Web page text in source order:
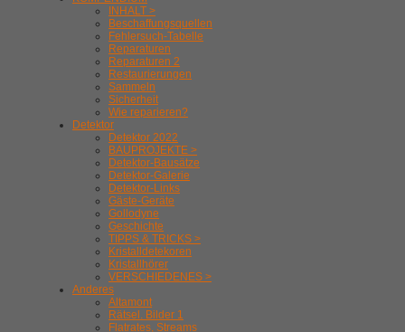
INHALT >
Beschaffungsquellen
Fehlersuch-Tabelle
Reparaturen
Reparaturen 2
Restaurierungen
Sammeln
Sicherheit
Wie reparieren?
Detektor
Detektor 2022
BAUPROJEKTE >
Detektor-Bausätze
Detektor-Galerie
Detektor-Links
Gäste-Geräte
Gollodyne
Geschichte
TIPPS & TRICKS >
Kristalldetekoren
Kristallhörer
VERSCHIEDENES >
Anderes
Altamont
Rätsel. Bilder 1
Flatrates, Streams